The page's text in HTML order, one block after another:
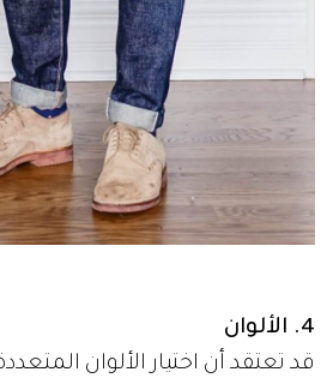
4. الألوان
قد تعتقد أن اختيار الألوان